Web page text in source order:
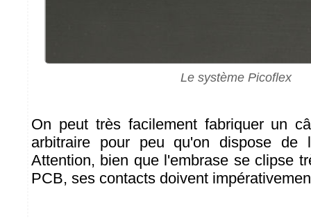
Le système Picoflex
On peut très facilement fabriquer un
arbitraire pour peu qu'on dispose de
Attention, bien que l'embrase se clipse
PCB, ses contacts doivent